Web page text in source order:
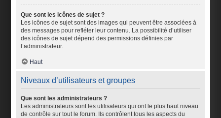
Que sont les icônes de sujet ?
Les icônes de sujet sont des images qui peuvent être associées à
des messages pour refléter leur contenu. La possibilité d’utiliser
des icônes de sujet dépend des permissions définies par
l’administrateur.
Haut
Niveaux d’utilisateurs et groupes
Que sont les administrateurs ?
Les administrateurs sont les utilisateurs qui ont le plus haut niveau
de contrôle sur tout le forum. Ils contrôlent tous les aspects du